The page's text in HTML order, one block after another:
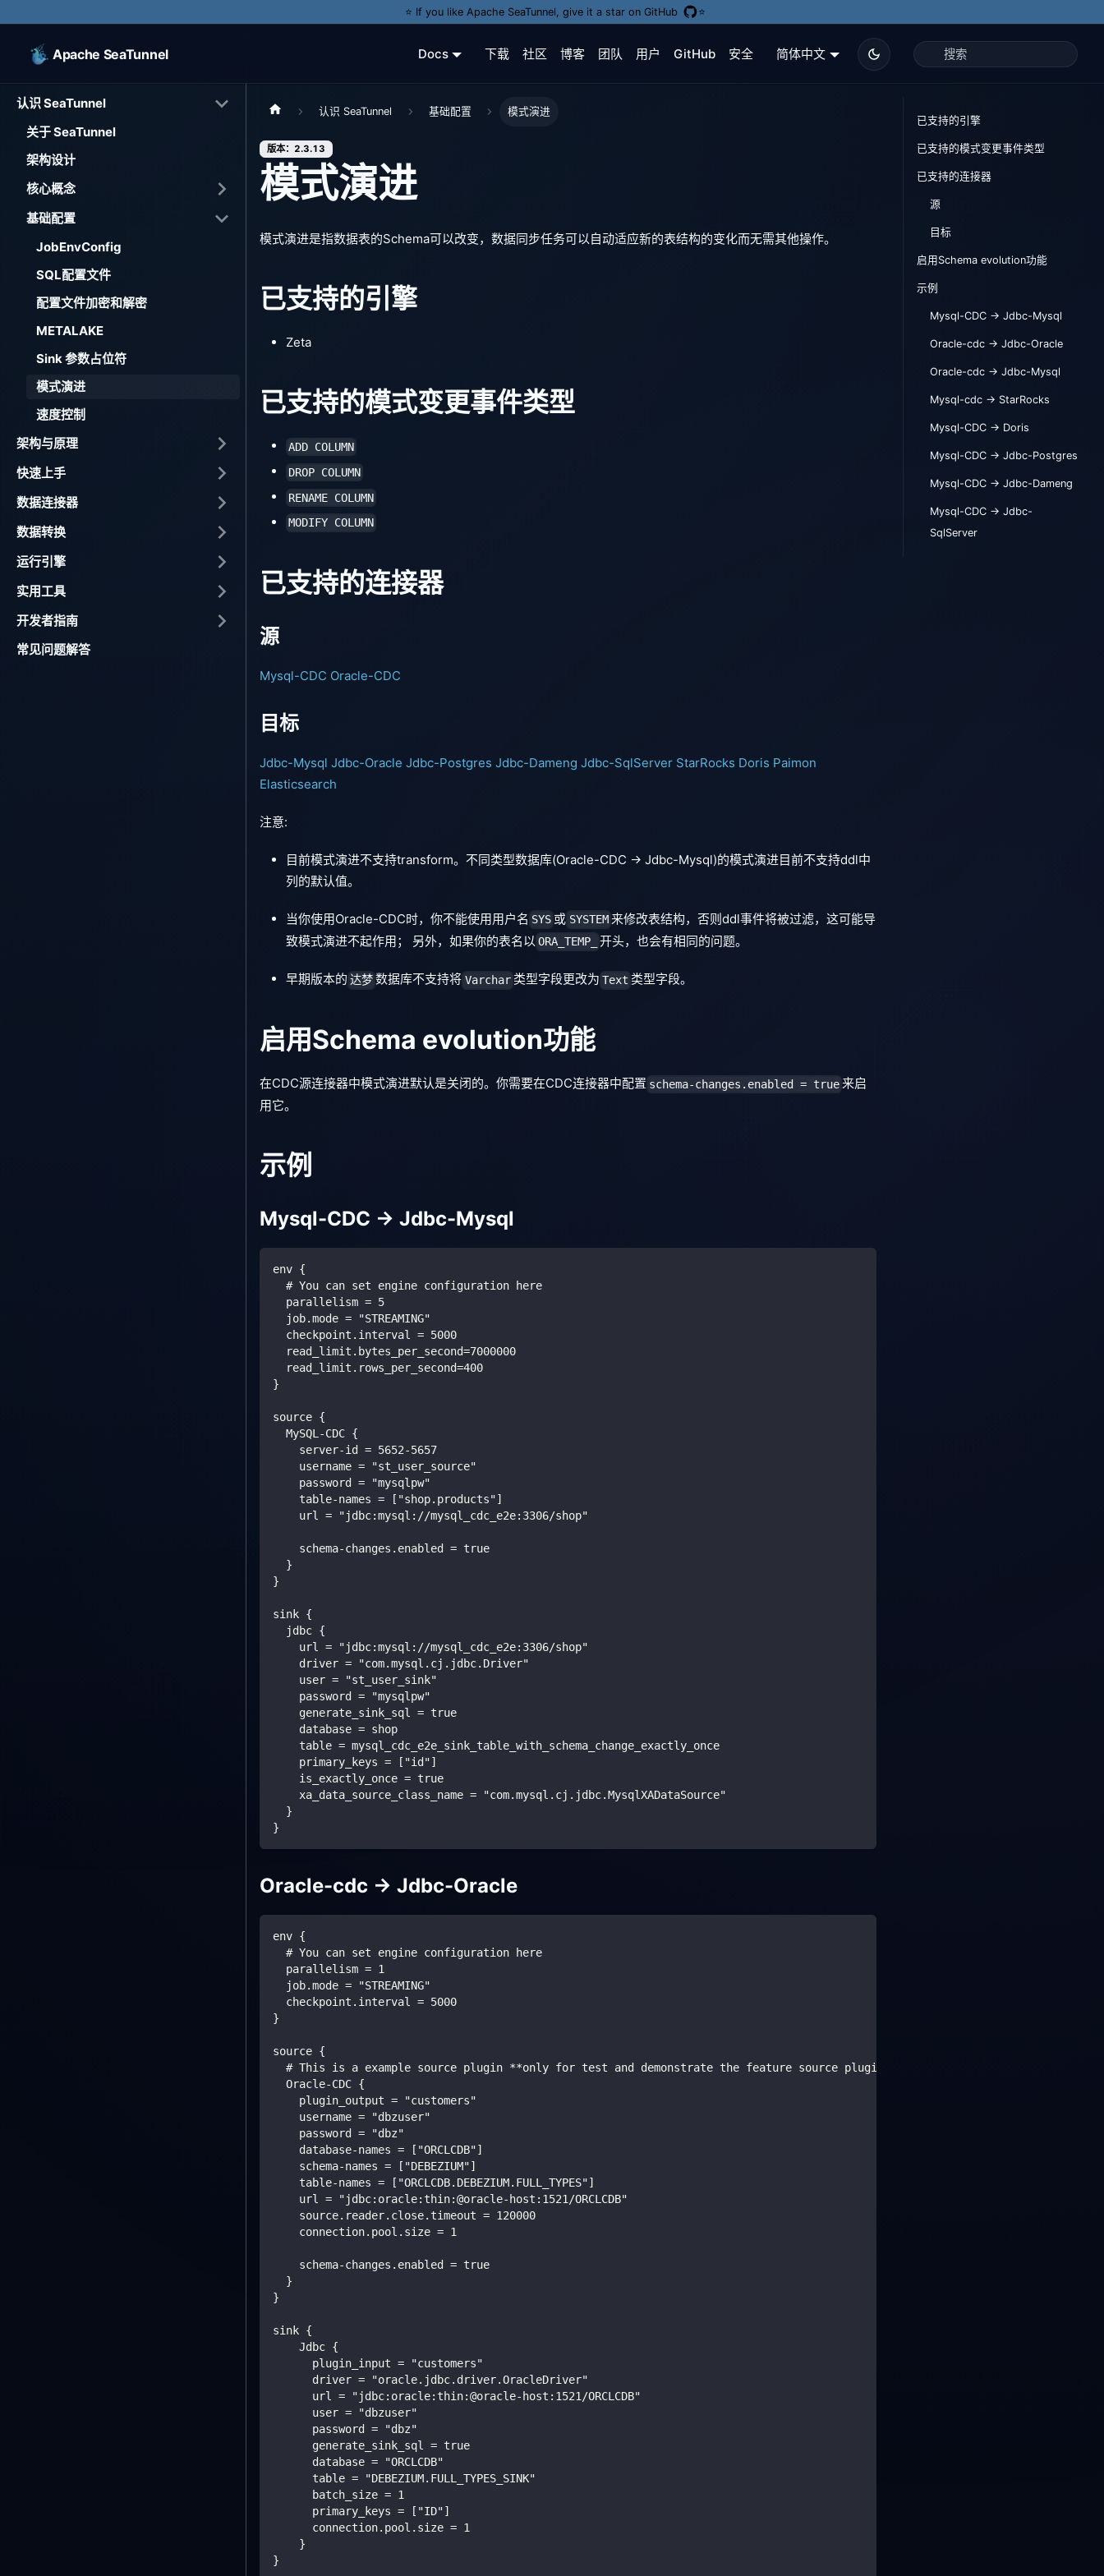
⭐️ If you like Apache SeaTunnel, give it a star on GitHub ⭐️
Apache SeaTunnel Docs 下载 社区 博客 团队 用户 GitHub 安全 简体中文
认识 SeaTunnel
关于 SeaTunnel
架构设计
核心概念
基础配置
JobEnvConfig
SQL配置文件
配置文件加密和解密
METALAKE
Sink 参数占位符
模式演进
速度控制
架构与原理
快速上手
数据连接器
数据转换
运行引擎
实用工具
开发者指南
常见问题解答
认识 SeaTunnel 基础配置 模式演进
版本：2.3.13
模式演进
模式演进是指数据表的Schema可以改变，数据同步任务可以自动适应新的表结构的变化而无需其他操作。
已支持的引擎
Zeta
已支持的模式变更事件类型
ADD COLUMN
DROP COLUMN
RENAME COLUMN
MODIFY COLUMN
已支持的连接器
源
Mysql-CDC Oracle-CDC
目标
Jdbc-Mysql Jdbc-Oracle Jdbc-Postgres Jdbc-Dameng Jdbc-SqlServer StarRocks Doris Paimon
Elasticsearch
注意:
目前模式演进不支持transform。不同类型数据库(Oracle-CDC -> Jdbc-Mysql)的模式演进目前不支持ddl中
列的默认值。
当你使用Oracle-CDC时，你不能使用用户名 SYS 或 SYSTEM 来修改表结构，否则ddl事件将被过滤，这可能导
致模式演进不起作用； 另外，如果你的表名以 ORA_TEMP_ 开头，也会有相同的问题。
早期版本的 达梦 数据库不支持将 Varchar 类型字段更改为 Text 类型字段。
启用Schema evolution功能
在CDC源连接器中模式演进默认是关闭的。你需要在CDC连接器中配置 schema-changes.enabled = true 来启
用它。
示例
Mysql-CDC -> Jdbc-Mysql
env {
  # You can set engine configuration here
  parallelism = 5
  job.mode = "STREAMING"
  checkpoint.interval = 5000
  read_limit.bytes_per_second=7000000
  read_limit.rows_per_second=400
}
source {
  MySQL-CDC {
    server-id = 5652-5657
    username = "st_user_source"
    password = "mysqlpw"
    table-names = ["shop.products"]
    url = "jdbc:mysql://mysql_cdc_e2e:3306/shop"
    schema-changes.enabled = true
  }
}
sink {
  jdbc {
    url = "jdbc:mysql://mysql_cdc_e2e:3306/shop"
    driver = "com.mysql.cj.jdbc.Driver"
    user = "st_user_sink"
    password = "mysqlpw"
    generate_sink_sql = true
    database = shop
    table = mysql_cdc_e2e_sink_table_with_schema_change_exactly_once
    primary_keys = ["id"]
    is_exactly_once = true
    xa_data_source_class_name = "com.mysql.cj.jdbc.MysqlXADataSource"
  }
}
Oracle-cdc -> Jdbc-Oracle
env {
  # You can set engine configuration here
  parallelism = 1
  job.mode = "STREAMING"
  checkpoint.interval = 5000
}
source {
  # This is a example source plugin **only for test and demonstrate the feature source plugin**
  Oracle-CDC {
    plugin_output = "customers"
    username = "dbzuser"
    password = "dbz"
    database-names = ["ORCLCDB"]
    schema-names = ["DEBEZIUM"]
    table-names = ["ORCLCDB.DEBEZIUM.FULL_TYPES"]
    url = "jdbc:oracle:thin:@oracle-host:1521/ORCLCDB"
    source.reader.close.timeout = 120000
    connection.pool.size = 1
    schema-changes.enabled = true
  }
}
sink {
    Jdbc {
      plugin_input = "customers"
      driver = "oracle.jdbc.driver.OracleDriver"
      url = "jdbc:oracle:thin:@oracle-host:1521/ORCLCDB"
      user = "dbzuser"
      password = "dbz"
      generate_sink_sql = true
      database = "ORCLCDB"
      table = "DEBEZIUM.FULL_TYPES_SINK"
      batch_size = 1
      primary_keys = ["ID"]
      connection.pool.size = 1
    }
}
已支持的引擎
已支持的模式变更事件类型
已支持的连接器
源
目标
启用Schema evolution功能
示例
Mysql-CDC -> Jdbc-Mysql
Oracle-cdc -> Jdbc-Oracle
Oracle-cdc -> Jdbc-Mysql
Mysql-cdc -> StarRocks
Mysql-CDC -> Doris
Mysql-CDC -> Jdbc-Postgres
Mysql-CDC -> Jdbc-Dameng
Mysql-CDC -> Jdbc-
SqlServer